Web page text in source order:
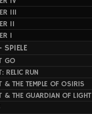
III
II
I
SPIELE
GO
RELIC RUN
& THE TEMPLE OF OSIRIS
& THE GUARDIAN OF LIGHT